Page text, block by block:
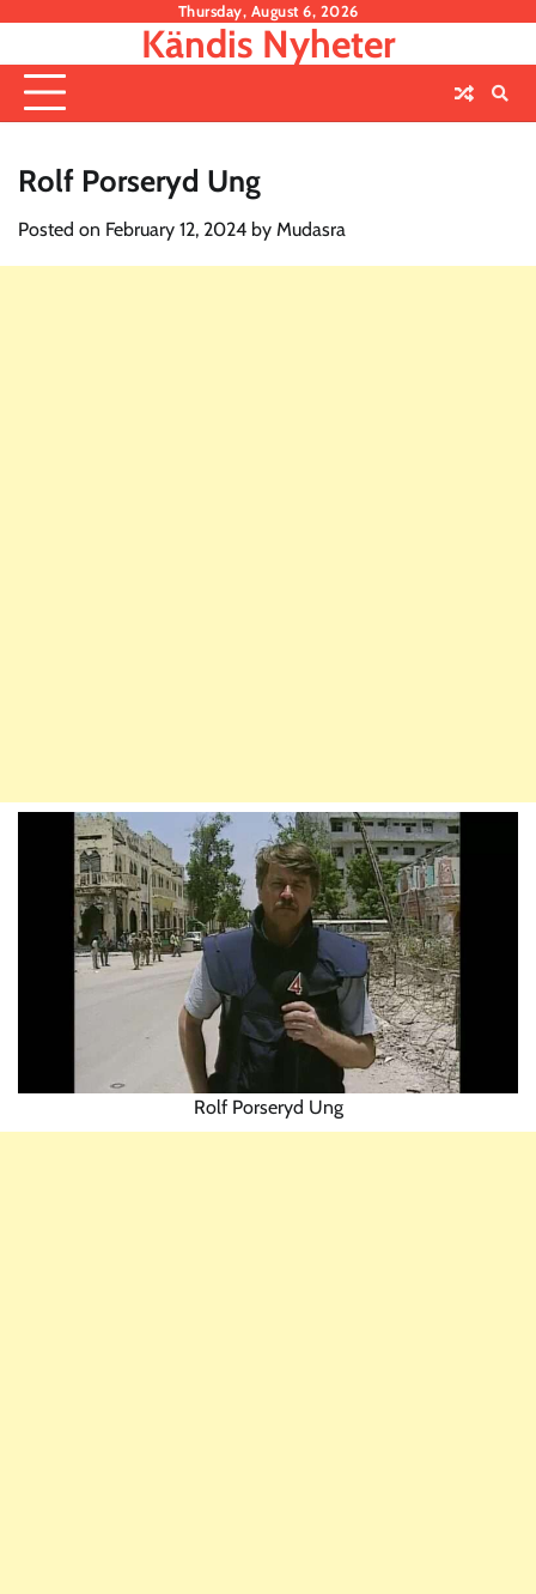
content
Thursday, August 6, 2026
Kändis Nyheter
Rolf Porseryd Ung
Posted on February 12, 2024 by Mudasra
Rolf Porseryd Ung